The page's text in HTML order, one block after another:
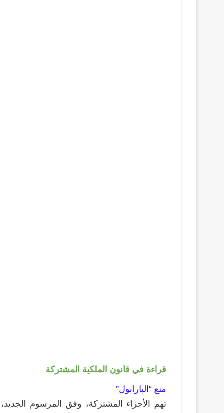
قراءة في قانون الملكية المشتركة
منع “البارابول”
تهم الأجزاء المشتركة، وفق المرسوم